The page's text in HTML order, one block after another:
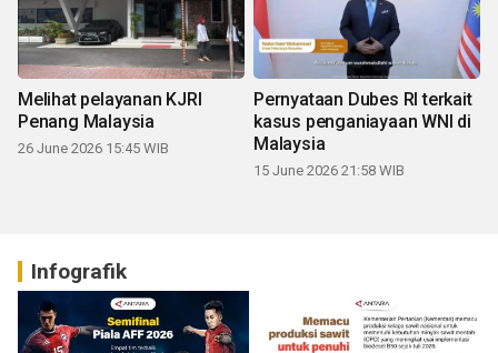
Melihat pelayanan KJRI
Penang Malaysia
26 June 2026 15:45 WIB
Pernyataan Dubes RI terkait
kasus penganiayaan WNI di
Malaysia
15 June 2026 21:58 WIB
Infografik